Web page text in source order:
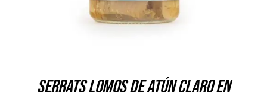
Serrats Lomos de Atún Claro en